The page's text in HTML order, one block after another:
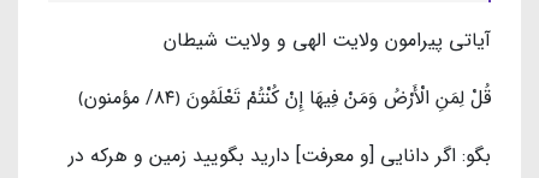
آیاتی پیرامون ولایت الهی و ولایت شیطان
قُلْ لِمَنِ الْأَرْضُ وَمَنْ فِيهَا إِنْ كُنْتُمْ تَعْلَمُونَ ﴿٨٤/ مؤمنون﴾
بگو: اگر دانایی [و معرفت] دارید بگویید زمین و هرکه در